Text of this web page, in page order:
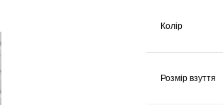
Колір
Розмір взуття